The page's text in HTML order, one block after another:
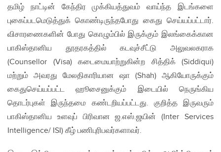
தமிழ் நாட்டின் கேந்திர முக்கியத்துவம் வாய்ந்த இடங்களை
புகைப்படமெடுத்துக் கொண்டிருந்தபோது கைது செய்யப்பட்டார்.
விசாரணைகளின் போது கொழும்பில் இருக்கும் இலங்கைக்கான
பாகிஸ்தானிய தூதரகத்தில் கடவுச்சீட்டு அலுவலகராக
(Counsellor (Visa) கடைமையாற்றுகின்ற சித்திக் (Siddiqui)
மற்றும் அவரது மேலதிகாரியான ஷா (Shah) ஆகியோருக்கும்
கைதுசெய்யப்பட்ட ஹூசைனுக்கும் இடையில் நெருங்கிய
தொடர்புகள் இருந்தமை கண்டறியப்பட்டது. குறித்த இருவரும்
பாகிஸ்தானிய உளவுப் பிரிவான ஜ.எஸ்.ஜயின் (Inter Services
Intelligence/ ISI) கீழ் பணிபுரிபவர்களாவர்.